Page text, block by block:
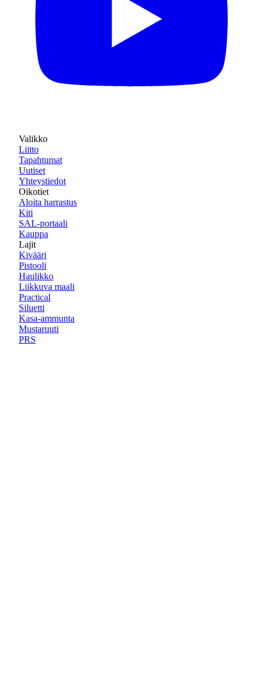
Valikko
Liitto
Tapahtumat
Uutiset
Yhteystiedot
Oikotiet
Aloita harrastus
Kiti
SAL-portaali
Kauppa
Lajit
Kivääri
Pistooli
Haulikko
Liikkuva maali
Practical
Siluetti
Kasa-ammunta
Mustaruuti
PRS